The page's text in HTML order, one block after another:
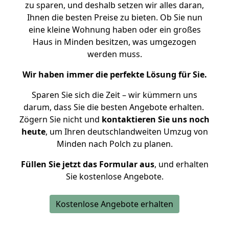
zu sparen, und deshalb setzen wir alles daran,
Ihnen die besten Preise zu bieten. Ob Sie nun
eine kleine Wohnung haben oder ein großes
Haus in Minden besitzen, was umgezogen
werden muss.
Wir haben immer die perfekte Lösung für Sie.
Sparen Sie sich die Zeit – wir kümmern uns
darum, dass Sie die besten Angebote erhalten.
Zögern Sie nicht und kontaktieren Sie uns noch
heute, um Ihren deutschlandweiten Umzug von
Minden nach Polch zu planen.
Füllen Sie jetzt das Formular aus, und erhalten
Sie kostenlose Angebote.
Kostenlose Angebote erhalten